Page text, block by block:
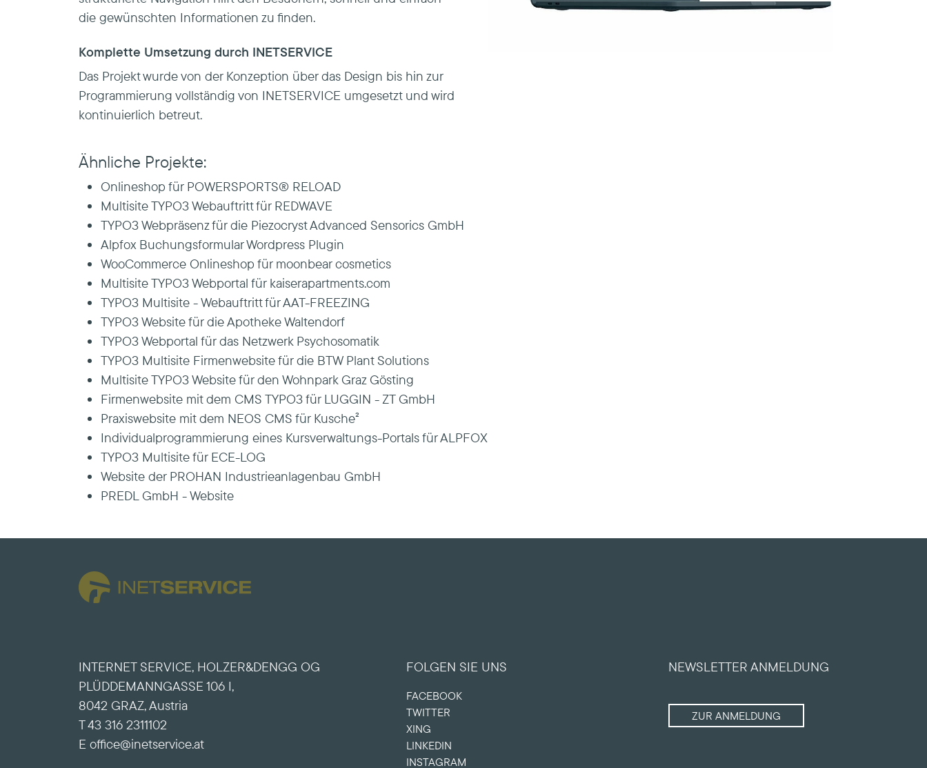
die gewünschten Informationen zu finden.
Komplette Umsetzung durch INETSERVICE
Das Projekt wurde von der Konzeption über das Design bis hin zur
Programmierung vollständig von INETSERVICE umgesetzt und wird
kontinuierlich betreut.
Ähnliche Projekte:
Onlineshop für POWERSPORTS® RELOAD
Multisite TYPO3 Webauftritt für REDWAVE
TYPO3 Webpräsenz für die Piezocryst Advanced Sensorics GmbH
Alpfox Buchungsformular Wordpress Plugin
WooCommerce Onlineshop für moonbear cosmetics
Multisite TYPO3 Webportal für kaiserapartments.com
TYPO3 Multisite - Webauftritt für AAT-FREEZING
TYPO3 Website für die Apotheke Waltendorf
TYPO3 Webportal für das Netzwerk Psychosomatik
TYPO3 Multisite Firmenwebsite für die BTW Plant Solutions
Multisite TYPO3 Website für den Wohnpark Graz Gösting
Firmenwebsite mit dem CMS TYPO3 für LUGGIN - ZT GmbH
Praxiswebsite mit dem NEOS CMS für Kusche²
Individualprogrammierung eines Kursverwaltungs-Portals für ALPFOX
TYPO3 Multisite für ECE-LOG
Website der PROHAN Industrieanlagenbau GmbH
PREDL GmbH - Website
INTERNET SERVICE, HOLZER&DENGG OG
PLÜDDEMANNGASSE 106 I,
8042 GRAZ, Austria
T 43 316 2311102
E office@inetservice.at
FOLGEN SIE UNS
FACEBOOK
TWITTER
XING
LINKEDIN
INSTAGRAM
NEWSLETTER ANMELDUNG
ZUR ANMELDUNG